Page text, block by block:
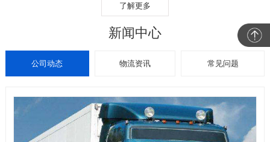
了解更多
新闻中心
公司动态 物流资讯 常见问题